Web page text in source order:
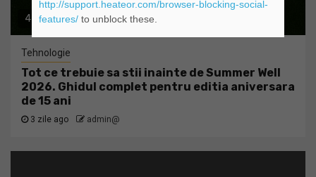
4 min read
Tehnologie
Tot ce trebuie sa stii inainte de Summer Well
2026. Ghidul complet pentru editia aniversara
de 15 ani
3 zile ago admin@
http://support.heateor.com/browser-blocking-social-
features/to unblock these.